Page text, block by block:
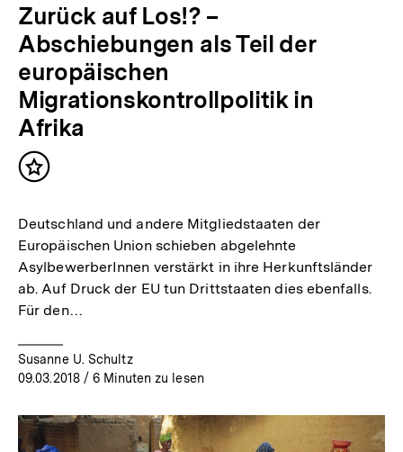
Zurück auf Los!? –
Abschiebungen als Teil der
europäischen
Migrationskontrollpolitik in
Afrika
Inhalt
Deutschland und andere Mitgliedstaaten der
Europäischen Union schieben abgelehnte
AsylbewerberInnen verstärkt in ihre Herkunftsländer
ab. Auf Druck der EU tun Drittstaaten dies ebenfalls.
Für den…
Susanne U. Schultz
09.03.2018/ 6 Minuten zu lesen